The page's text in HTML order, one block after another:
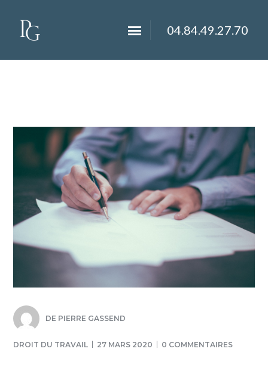
04.84.49.27.70
DE PIERRE GASSEND
DROIT DU TRAVAIL 27 MARS 2020 0 COMMENTAIRES